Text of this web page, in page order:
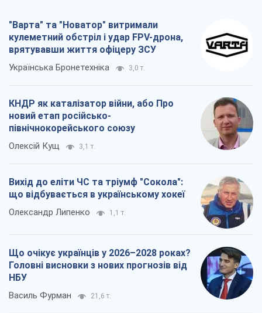
"Варта" та "Новатор" витримали
кулеметний обстріл і удар FPV-дрона,
врятувавши життя офіцеру ЗСУ
Українська Бронетехніка 3,0 т.
КНДР як каталізатор війни, або Про
новий етап російсько-
північнокорейського союзу
Олексій Кущ 3,1 т.
Вихід до еліти ЧС та тріумф "Сокола":
що відбувається в українському хокеї
Олександр Липенко 1,1 т.
Що очікує українців у 2026–2028 роках?
Головні висновки з нових прогнозів від
НБУ
Василь Фурман 21,6 т.